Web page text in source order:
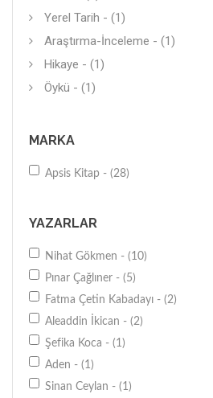
Yerel Tarih - (1)
Araştırma-İnceleme - (1)
Hikaye - (1)
Öykü - (1)
MARKA
Apsis Kitap - (28)
YAZARLAR
Nihat Gökmen - (10)
Pınar Çağlıner - (5)
Fatma Çetin Kabadayı - (2)
Aleaddin İkican - (2)
Şefika Koca - (1)
Aden - (1)
Sinan Ceylan - (1)